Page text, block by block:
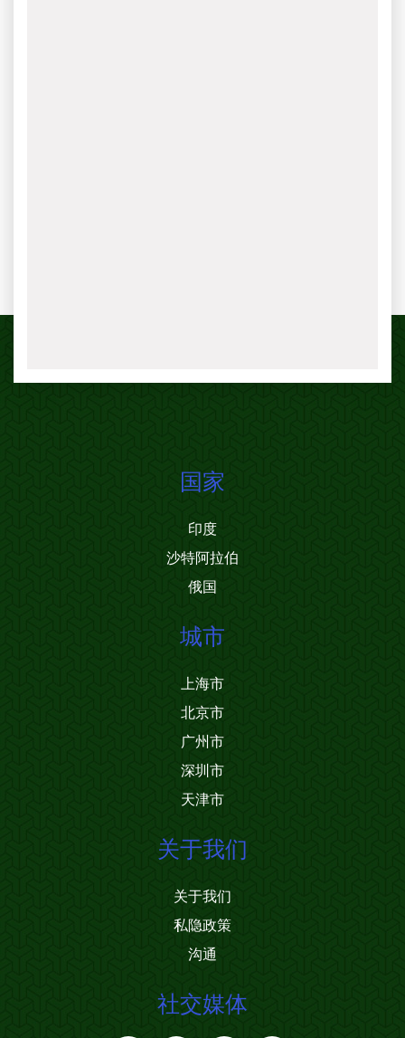
国家
印度
沙特阿拉伯
俄国
城市
上海市
北京市
广州市
深圳市
天津市
关于我们
关于我们
私隐政策
沟通
社交媒体